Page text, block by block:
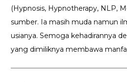
(Hypnosis, Hypnotherapy, NLP,
sumber. Ia masih muda namun
usianya. Semoga kehadirannya
yang dimiliknya membawa